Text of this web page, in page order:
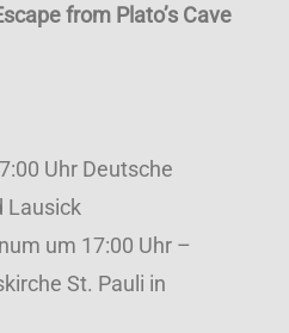
from Plato’s Cave
Uhr Deutsche
Lausick
um 17:00 Uhr –
St. Pauli in